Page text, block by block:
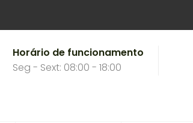
Horário de funcionamento
Seg - Sext: 08:00 - 18:00